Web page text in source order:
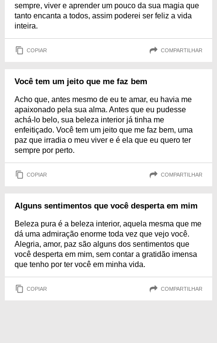
sempre, viver e aprender um pouco da sua magia que
tanto encanta a todos, assim poderei ser feliz a vida
inteira.
COPIAR COMPARTILHAR
Você tem um jeito que me faz bem
Acho que, antes mesmo de eu te amar, eu havia me
apaixonado pela sua alma. Antes que eu pudesse
achá-lo belo, sua beleza interior já tinha me
enfeitiçado. Você tem um jeito que me faz bem, uma
paz que irradia o meu viver e é ela que eu quero ter
sempre por perto.
COPIAR COMPARTILHAR
Alguns sentimentos que você desperta em mim
Beleza pura é a beleza interior, aquela mesma que me
dá uma admiração enorme toda vez que vejo você.
Alegria, amor, paz são alguns dos sentimentos que
você desperta em mim, sem contar a gratidão imensa
que tenho por ter você em minha vida.
COPIAR COMPARTILHAR